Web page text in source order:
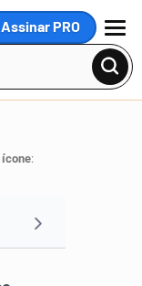
Assinar PRO
MENU
ícone: